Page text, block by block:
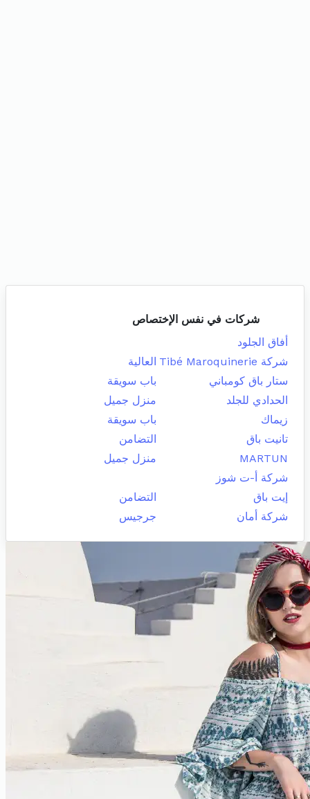
شركات في نفس الإختصاص
أفاق الجلود
شركة Tibé Maroquinerie
العالية
ستار باق كومباني
باب سويقة
الحدادي للجلد
منزل جميل
زيماك
باب سويقة
تانيت باق
التضامن
MARTUN
منزل جميل
شركة أ-ت شوز
إيت باق
التضامن
شركة أمان
جرجيس